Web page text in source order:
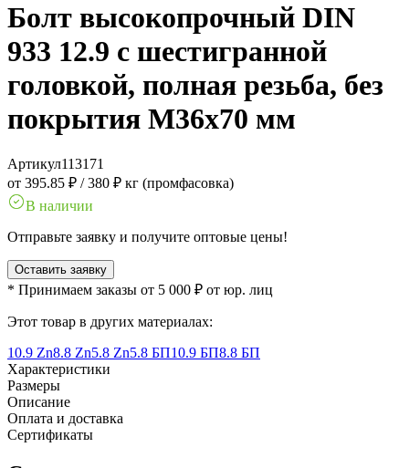
Болт высокопрочный DIN
933 12.9 с шестигранной
головкой, полная резьба, без
покрытия M36x70 мм
Артикул113171
от 395.85 ₽ /380 ₽ кг (промфасовка)
В наличии
Отправьте заявку и получите оптовые цены!
Оставить заявку
* Принимаем заказы от 5 000 ₽ от юр. лиц
Этот товар в других материалах:
10.9 Zn8.8 Zn5.8 Zn5.8 БП10.9 БП8.8 БП
Характеристики
Размеры
Описание
Оплата и доставка
Сертификаты